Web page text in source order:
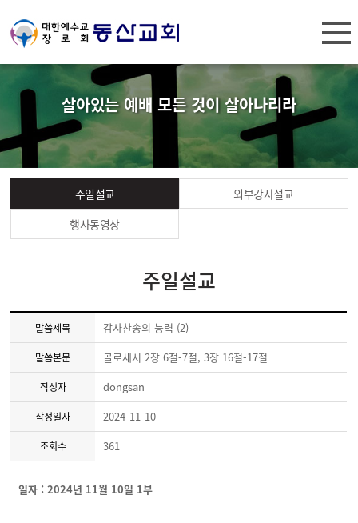
살아있는 예배 모든 것이 살아나리라
주일설교
외부강사설교
행사동영상
주일설교
말씀제목 감사찬송의 능력 (2)
말씀본문 골로새서 2장 6절-7절, 3장 16절-17절
작성자 dongsan
작성일자 2024-11-10
조회수 361
일자 : 2024년 11월 10일 1부